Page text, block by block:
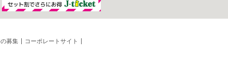
募集 コーポレートサイト